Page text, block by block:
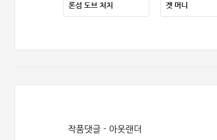
론섬 도브 처치 겟 머니
작품댓글 - 아웃랜더